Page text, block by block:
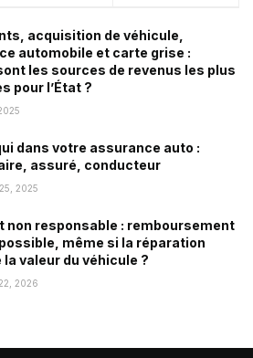
acquisition de véhicule,
automobile et carte grise :
les sources de revenus les plus
pour l’État ?
dans votre assurance auto :
assuré, conducteur
2025
non responsable : remboursement
même si la réparation
la valeur du véhicule ?
2026